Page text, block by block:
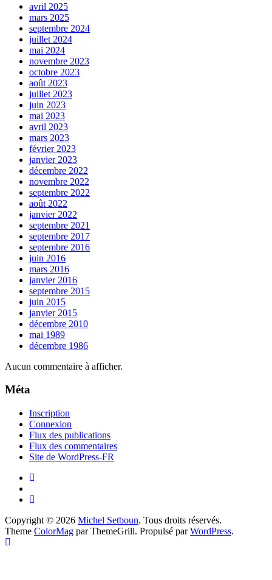
avril 2025
mars 2025
septembre 2024
juillet 2024
mai 2024
novembre 2023
octobre 2023
août 2023
juillet 2023
juin 2023
mai 2023
avril 2023
mars 2023
février 2023
janvier 2023
décembre 2022
novembre 2022
septembre 2022
août 2022
janvier 2022
septembre 2021
septembre 2017
septembre 2016
juin 2016
mars 2016
janvier 2016
septembre 2015
juin 2015
janvier 2015
décembre 2010
mai 1989
décembre 1986
Aucun commentaire à afficher.
Méta
Inscription
Connexion
Flux des publications
Flux des commentaires
Site de WordPress-FR
Copyright © 2026 Michel Setboun. Tous droits réservés.
Theme ColorMag par ThemeGrill. Propulsé parWordPress.